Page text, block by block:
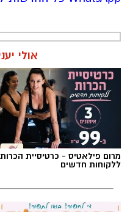
אולי
מרום פילאטיס - כרטיסיית הכרות
ללקוחות חדשים